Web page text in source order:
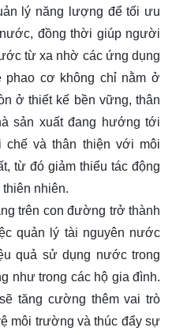
lý năng lượng để tối ưu
đồng thời giúp người
từ xa nhờ các ứng dụng
cơ không chỉ nằm ở
ở thiết kế bền vững, thân
sản xuất đang hướng tới
và thân thiện với môi
từ đó giảm thiểu tác động
nhiên.
trên con đường trở thành
quản lý tài nguyên nước
quả sử dụng nước trong
như trong các hộ gia đình.
tăng cường thêm vai trò
môi trường và thúc đẩy sự